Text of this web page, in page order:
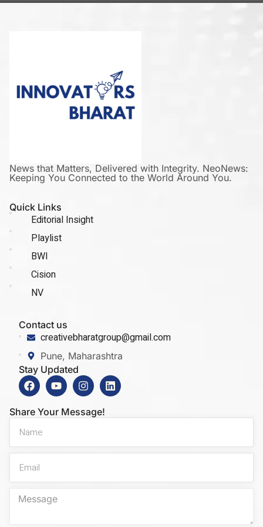
News that Matters, Delivered with Integrity. NeoNews:
Keeping You Connected to the World Around You.
Quick Links
Editorial Insight
Playlist
BWI
Cision
NV
Contact us
creativebharatgroup@gmail.com
Pune, Maharashtra
Stay Updated
Share Your Message!